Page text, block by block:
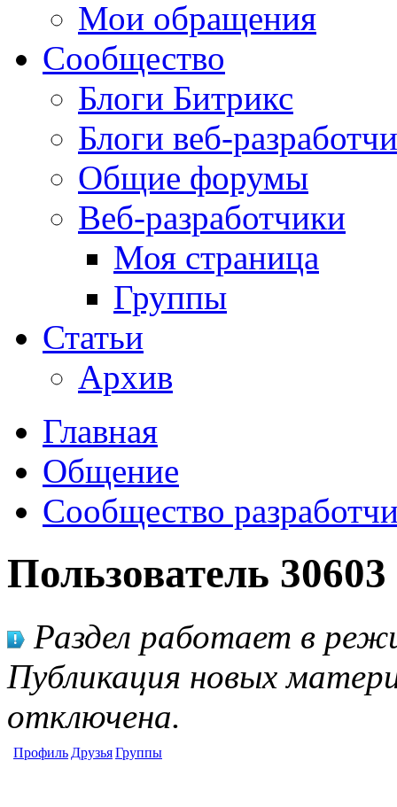
Мои обращения
Сообщество
Блоги Битрикс
Блоги веб-
Общие форумы
Веб-разработчики
Моя страница
Группы
Статьи
Архив
Главная
Общение
Сообщество
Пользователь 30603
Раздел работает в
Публикация новых
отключена.
Профиль ДрузьяГруппы